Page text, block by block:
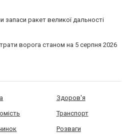
ракет великої дальності
ворога станом на 5 серпня 2026
Здоров'я
Транспорт
Розваги